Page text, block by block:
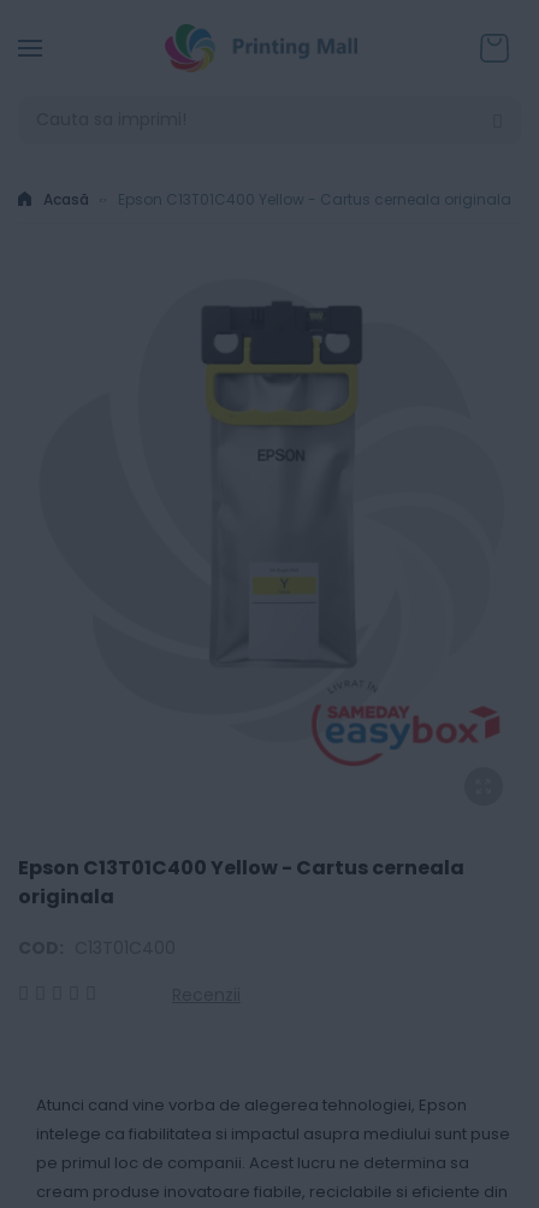
Acasă Epson C13T01C400 Yellow - Cartus cerneala originala
Epson C13T01C400 Yellow - Cartus cerneala
originala
Atunci cand vine vorba de alegerea tehnologiei, Epson
intelege ca fiabilitatea si impactul asupra mediului sunt puse
pe primul loc de companii. Acest lucru ne determina sa
cream produse inovatoare fiabile, reciclabile si eficiente din